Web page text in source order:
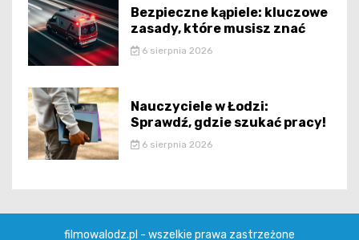
Bezpieczne kąpiele: kluczowe
zasady, które musisz znać
6 sierpnia 2026
Nauczyciele w Łodzi:
Sprawdź, gdzie szukać pracy!
6 sierpnia 2026
filmowalodz.pl - wszelkie prawa zastrzeżone